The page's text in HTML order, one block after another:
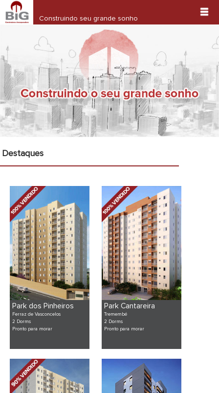
Construindo seu grande sonho
Contato
Destaques
Park dos Pinheiros
Ferraz de Vasconcelos
2 Dorms
Pronto para morar
Park Cantareira
Tremembé
2 Dorms
Pronto para morar